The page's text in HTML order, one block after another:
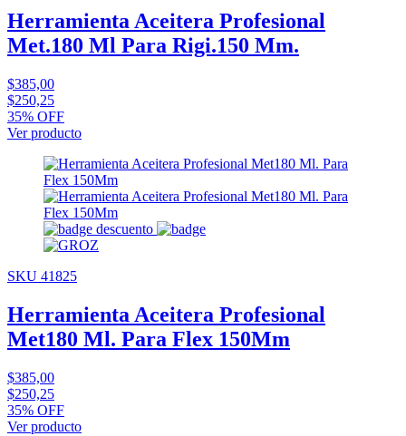
Herramienta Aceitera Profesional
Met.180 Ml Para Rigi.150 Mm.
$385,00
$250,25
35% OFF
Ver producto
SKU 41825
Herramienta Aceitera Profesional
Met180 Ml. Para Flex 150Mm
$385,00
$250,25
35% OFF
Ver producto